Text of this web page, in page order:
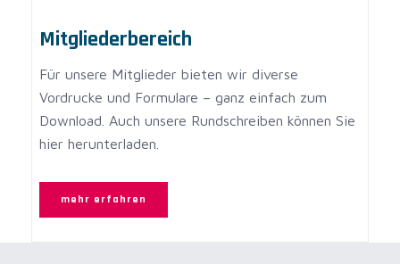
Mitgliederbereich
Für unsere Mitglieder bieten wir diverse
Vordrucke und Formulare – ganz einfach zum
Download. Auch unsere Rundschreiben können Sie
hier herunterladen.
mehr erfahren